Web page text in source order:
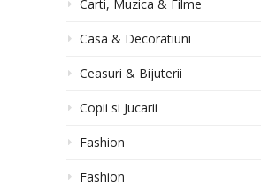
Carti, Muzica & Filme
Casa & Decoratiuni
Ceasuri & Bijuterii
Copii si Jucarii
Fashion
Fashion